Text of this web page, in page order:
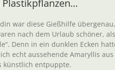
Plastikpflanzen…
war diese Gießhilfe
nach dem Urlaub schöner,
Denn in ein dunklen Ecken
echt aussehende Amaryllis
künstlich entpuppte.